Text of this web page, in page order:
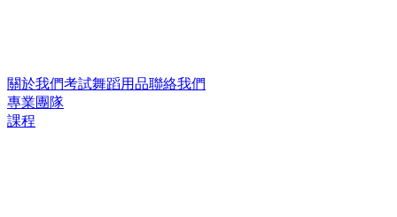
關於我們考試舞蹈用品聯絡我們
專業團隊
課程